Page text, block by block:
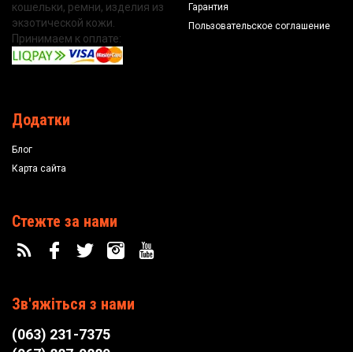
кошельки, ремни, изделия из
экзотической кожи.
Принимаем к оплате:
Гарантия
Пользовательское соглашение
Додатки
Блог
Карта сайта
Стежте за нами
Зв'яжіться з нами
(063) 231-7375